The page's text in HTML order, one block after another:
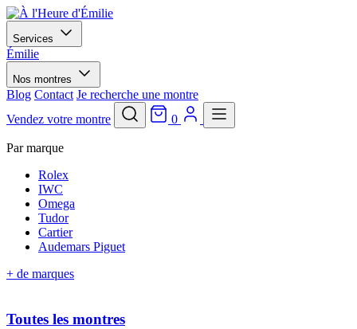
Services
Émilie
Nos montres
Blog Contact Je recherche une montre
Vendez votre montre
0
Par marque
Rolex
IWC
Omega
Tudor
Cartier
Audemars Piguet
+ de marques
Toutes les montres